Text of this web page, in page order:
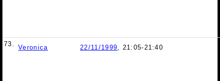
73. Veronica 22/11/1999, 21:05-21:40